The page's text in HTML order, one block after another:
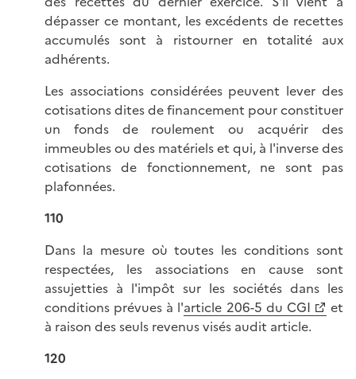
dépasser ce montant, les excédents de recettes
accumulés sont à ristourner en totalité aux
adhérents.
Les associations considérées peuvent lever des
cotisations dites de financement pour constituer
un fonds de roulement ou acquérir des
immeubles ou des matériels et qui, à l'inverse des
cotisations de fonctionnement, ne sont pas
plafonnées.
110
Dans la mesure où toutes les conditions sont
respectées, les associations en cause sont
assujetties à l'impôt sur les sociétés dans les
conditions prévues à l'article 206-5 du CGI
et
à raison des seuls revenus visés audit article.
120